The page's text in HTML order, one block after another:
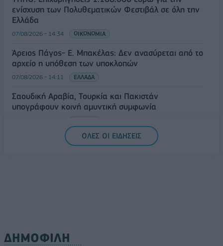
ενίσχυση των Πολυθεματικών Φεστιβάλ σε όλη την
Ελλάδα
07/08/2026 - 14:34 ΟΙΚΟΝΟΜΙΑ
Άρειος Πάγος- Ε. Μπακέλας: Δεν ανασύρεται από το
αρχείο η υπόθεση των υποκλοπών
07/08/2026 - 14:11 ΕΛΛΑΔΑ
Σαουδική Αραβία, Τουρκία και Πακιστάν
υπογράφουν κοινή αμυντική συμφωνία
ΟΛΕΣ ΟΙ ΕΙΔΗΣΕΙΣ
ΔΗΜΟΦΙΛΗ